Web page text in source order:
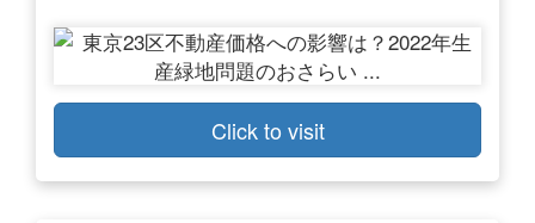
Click to visit